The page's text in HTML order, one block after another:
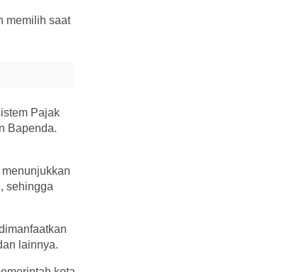
memilih saat
Pajak
Bapenda.
sehingga
lainnya.